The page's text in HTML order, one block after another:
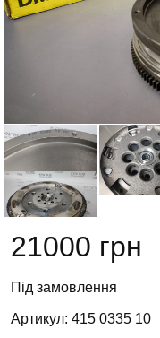
21000 грн
Під замовлення
Артикул: 415 0335 10